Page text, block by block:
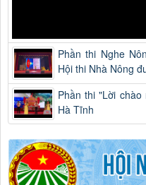
Phần thi Nghe
Hội thi Nhà Nông
Phần thi "Lời
Hà Tĩnh